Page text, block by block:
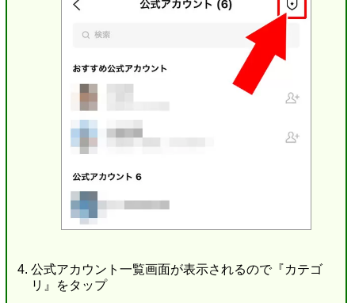
公式アカウント一覧画面が表示されるので『カテゴ
リ』をタップ